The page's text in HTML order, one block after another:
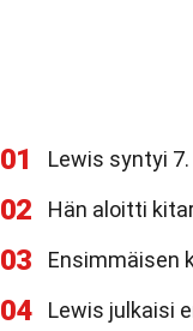
01 Lewis syntyi
02 Hän aloitti
03 Ensimmäisen
04 Lewis julkaisi